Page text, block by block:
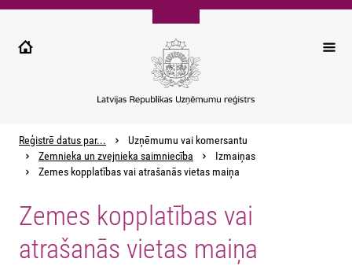
Pārlekt
galveno
Reģistrē datus par...
Uzņēmumu vai komersantu
Zemnieka un zvejnieka saimniecība
Izmaiņas
Zemes kopplatības vai atrašanās vietas maiņa
Zemes kopplatības vai
atrašanās vietas maiņa